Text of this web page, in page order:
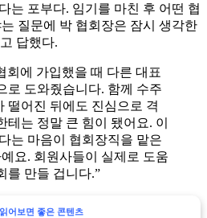
는 포부다. 임기를 마친 후 어떤 협
질문에 박 협회장은 잠시 생각한
답했다.
회에 가입했을 때 다른 대표
로 도와줬습니다. 함께 수주
떨어진 뒤에도 진심으로 격
테는 정말 큰 힘이 됐어요. 이
는 마음이 협회장직을 맡은
요. 회원사들이 실제로 도움
를 만들 겁니다.”
어보면 좋은 콘텐츠